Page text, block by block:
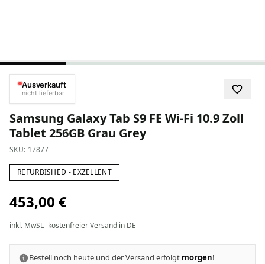
Ausverkauft
nicht lieferbar
Samsung Galaxy Tab S9 FE Wi-Fi 10.9 Zoll
Tablet 256GB Grau Grey
SKU: 17877
REFURBISHED - EXZELLENT
453,00 €
inkl. MwSt. kostenfreier Versand in DE
Bestell noch heute und der Versand erfolgt morgen!